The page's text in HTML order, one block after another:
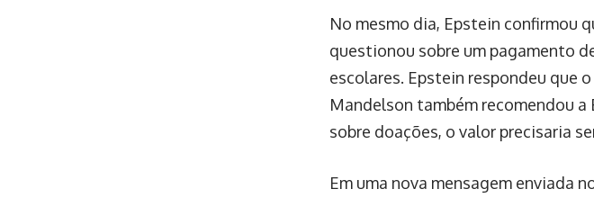
No mesmo dia, Epstein confirmou
questionou sobre um pagamento
escolares. Epstein respondeu que
Mandelson também recomendou
sobre doações, o valor precisaria
Em uma nova mensagem enviada